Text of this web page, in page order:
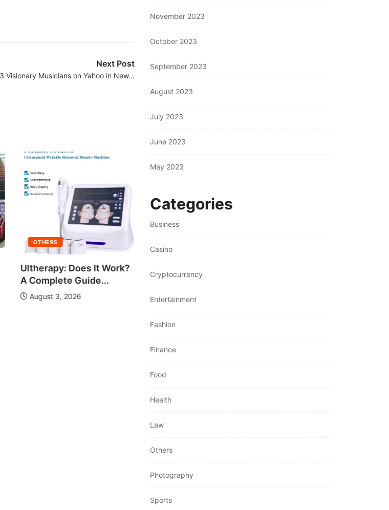
Next Post
Visionary Musicians on Yahoo in New…
OTHERS
Ultherapy: Does It Work?
A Complete Guide...
August 3, 2026
OTHERS
November 2023
October 2023
September 2023
August 2023
July 2023
June 2023
May 2023
Categories
Business
Casino
Cryptocurrency
Entertainment
Fashion
Finance
Food
Health
Law
Others
Photography
Sports